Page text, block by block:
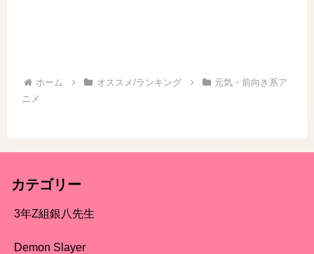
ホーム オススメ/ランキング
元気・前向き系ア
ニメ
カテゴリー
3年Z組銀八先生
Demon Slayer